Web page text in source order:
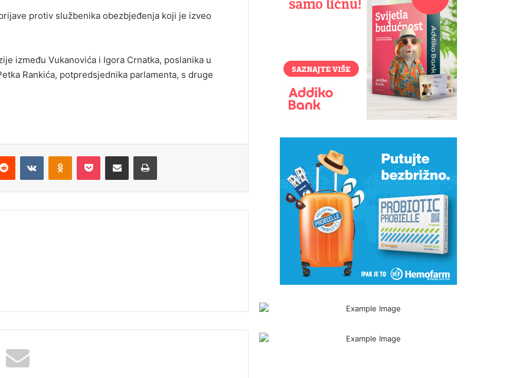
protiv službenika obezbjeđenja koji je izveo
između Vukanovića i Igora Crnatka, poslanika u
Rankića, potpredsjednika parlamenta, s druge